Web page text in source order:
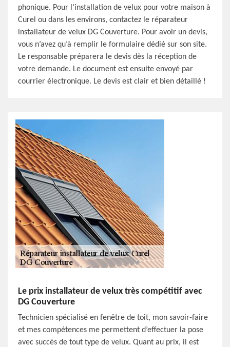
phonique. Pour l’installation de velux pour votre maison à
Curel ou dans les environs, contactez le réparateur
installateur de velux DG Couverture. Pour avoir un devis,
vous n’avez qu’à remplir le formulaire dédié sur son site.
Le responsable préparera le devis dès la réception de
votre demande. Le document est ensuite envoyé par
courrier électronique. Le devis est clair et bien détaillé !
Le prix installateur de velux très compétitif avec
DG Couverture
Technicien spécialisé en fenêtre de toit, mon savoir-faire
et mes compétences me permettent d’effectuer la pose
avec succès de tout type de velux. Quant au prix, il est